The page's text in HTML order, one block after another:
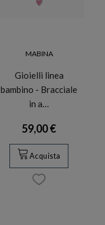
MABINA
Gioielli linea
bambino - Bracciale
in a…
59,00 €
Acquista